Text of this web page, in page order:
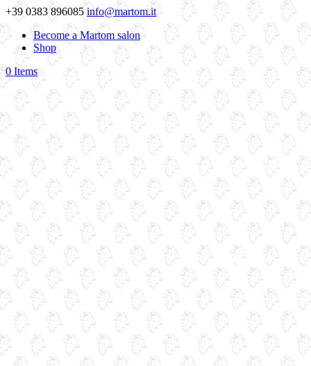
+39 0383 896085 info@martom.it
Become a Martom salon
Shop
0 Items